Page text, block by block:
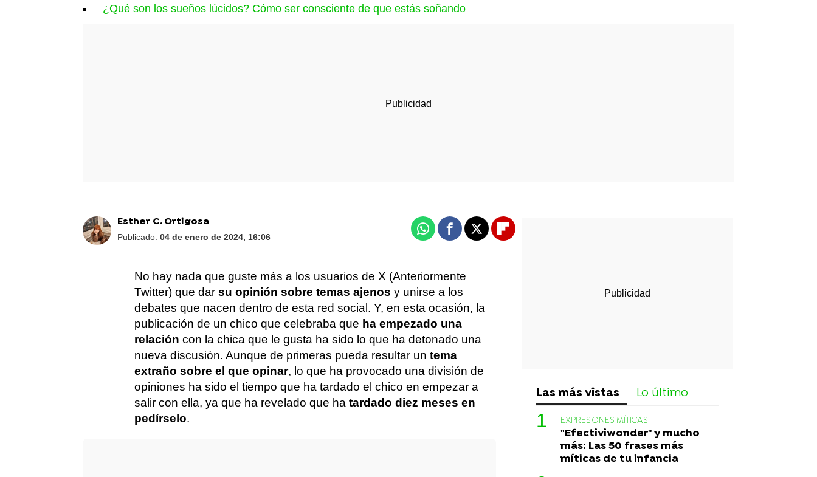
¿Qué son los sueños lúcidos? Cómo ser consciente de que estás soñando
Esther C. Ortigosa
Publicado: 04 de enero de 2024, 16:06 WhatsappFacebook
X Flipboard
No hay nada que guste más a los usuarios de X (Anteriormente
Twitter) que dar su opinión sobre temas ajenos y unirse a los
debates que nacen dentro de esta red social. Y, en esta ocasión, la
publicación de un chico que celebraba que ha empezado una
relación con la chica que le gusta ha sido lo que ha detonado una
nueva discusión. Aunque de primeras pueda resultar un tema
extraño sobre el que opinar, lo que ha provocado una división de
opiniones ha sido el tiempo que ha tardado el chico en empezar a
salir con ella, ya que ha revelado que ha tardado diez meses en
pedírselo.
Las más vistas Lo último
EXPRESIONES MÍTICAS
"Efectiviwonder" y mucho
más: Las 50 frases más
míticas de tu infancia